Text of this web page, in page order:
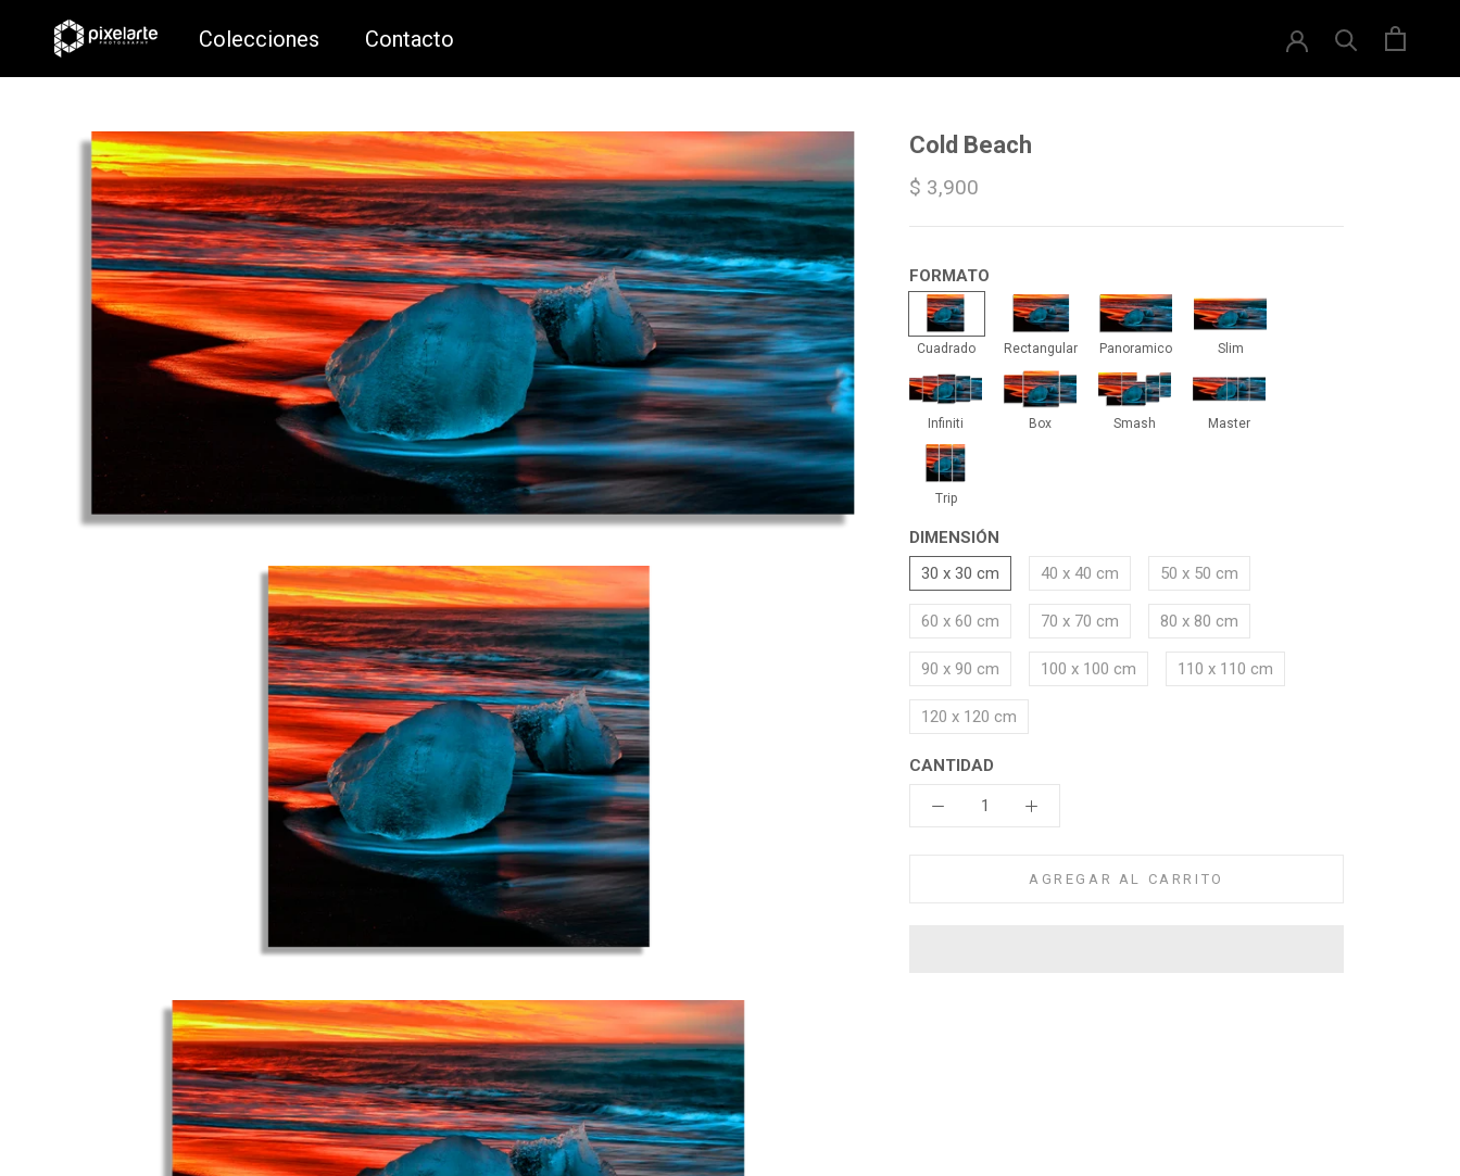
Colecciones
Contacto
Cold Beach
$ 3,900
FORMATO
Cuadrado
Cuadrado
Rectangular
Rectangular
Panoramico
Panoramico
Slim
Slim
Infiniti
Infiniti
Box
Box
Smash
Smash
Master
Master
Trip
Trip
DIMENSIÓN
30 x 30 cm
40 x 40 cm 50 x 50 cm
60 x 60 cm 70 x 70 cm 80 x 80 cm
90 x 90 cm 100 x 100 cm 110 x 110 cm
120 x 120 cm
CANTIDAD
AGREGAR AL CARRITO